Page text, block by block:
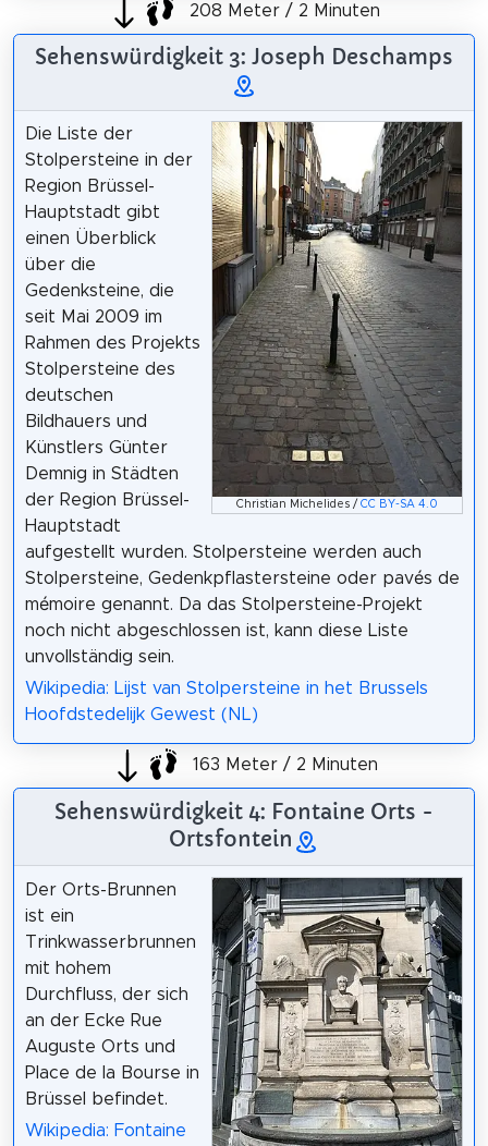
208 Meter / 2 Minuten
Sehenswürdigkeit 3: Joseph Deschamps
Christian Michelides /CC BY-SA 4.0
Die Liste der
Stolpersteine in der
Region Brüssel-
Hauptstadt gibt
einen Überblick
über die
Gedenksteine, die
seit Mai 2009 im
Rahmen des Projekts
Stolpersteine des
deutschen
Bildhauers und
Künstlers Günter
Demnig in Städten
der Region Brüssel-
Hauptstadt
aufgestellt wurden. Stolpersteine werden auch
Stolpersteine, Gedenkpflastersteine oder pavés de
mémoire genannt. Da das Stolpersteine-Projekt
noch nicht abgeschlossen ist, kann diese Liste
unvollständig sein.
Wikipedia: Lijst van Stolpersteine in het Brussels
Hoofdstedelijk Gewest (NL)
163 Meter / 2 Minuten
Sehenswürdigkeit 4: Fontaine Orts -
Ortsfontein
Der Orts-Brunnen
ist ein
Trinkwasserbrunnen
mit hohem
Durchfluss, der sich
an der Ecke Rue
Auguste Orts und
Place de la Bourse in
Brüssel befindet.
Wikipedia: Fontaine